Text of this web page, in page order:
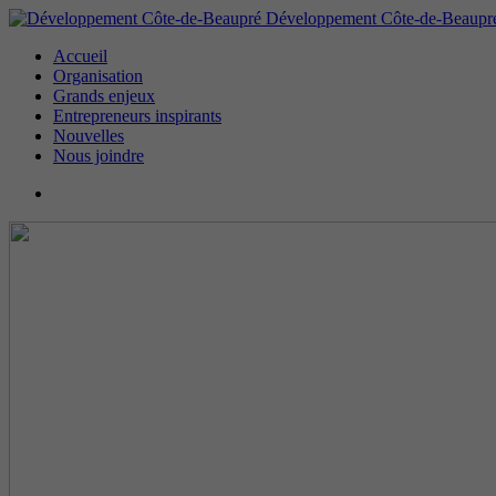
Développement Côte-de-
Accueil
Organisation
Grands enjeux
Entrepreneurs inspirants
Nouvelles
Nous joindre